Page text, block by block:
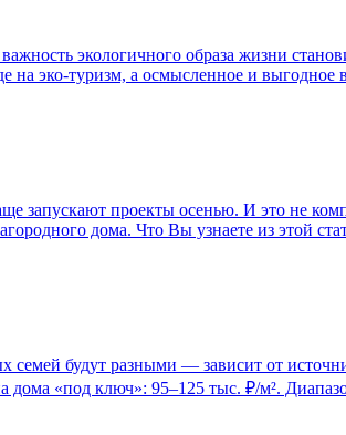
экологичного образа жизни
эко-туризм, а осмысленное и
запускают проекты осенью. И это не
дома. Что Вы узнаете из этой
будут разными — зависит от
«под ключ»: 95–125 тыс. ₽/м².